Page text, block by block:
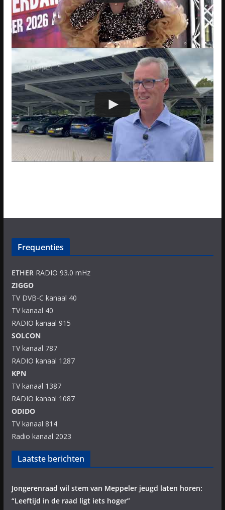
Frequenties
ETHERRADIO 93.0 mHz
ZIGGO
TV DVB-C kanaal 40
TV kanaal 40
RADIO kanaal 915
SOLCON
TV kanaal 787
RADIO kanaal 1287
KPN
TV kanaal 1387
RADIO kanaal 1087
ODIDO
TV kanaal 814
Radio kanaal 2023
Laatste berichten
Jongerenraad wil stem van Meppeler jeugd laten horen:
“Leeftijd in de raad ligt iets hoger”